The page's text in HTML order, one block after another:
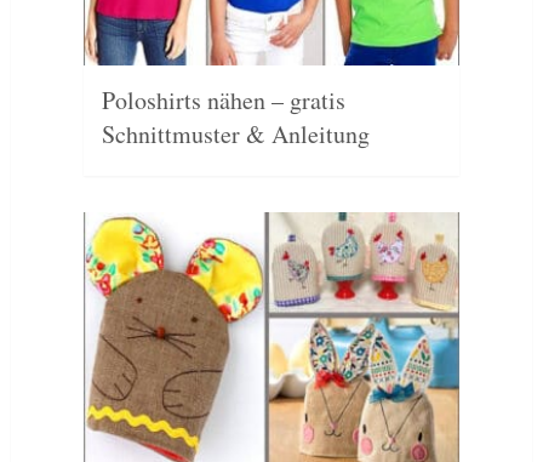
Poloshirts nähen – gratis
Schnittmuster & Anleitung